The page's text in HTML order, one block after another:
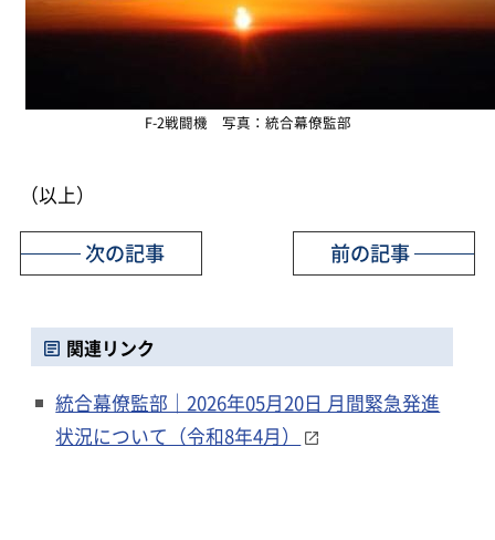
F-2戦闘機 写真：統合幕僚監部
（以上）
前の記事
次の記事
関連リンク
統合幕僚監部｜2026年05月20日 月間緊急発進
状況について（令和8年4月）